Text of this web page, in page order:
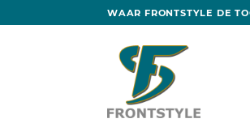
WAAR FRONTSTYLE DE
Frontstyle